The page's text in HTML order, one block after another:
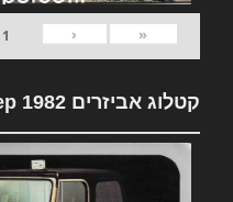
«
‹
1
קטלוג אביזרים 1982 Jeep